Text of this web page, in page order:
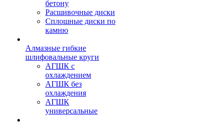
бетону
Расшивочные диски
Сплошные диски по
камню
Алмазные гибкие
шлифовальные круги
АГШК с
охлаждением
АГШК без
охлаждения
АГШК
универсальные